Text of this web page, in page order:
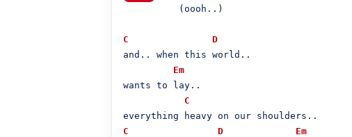
          (oooh..)
C
D
and.. when this world..
Em
wants to lay..
C
C
D
Em